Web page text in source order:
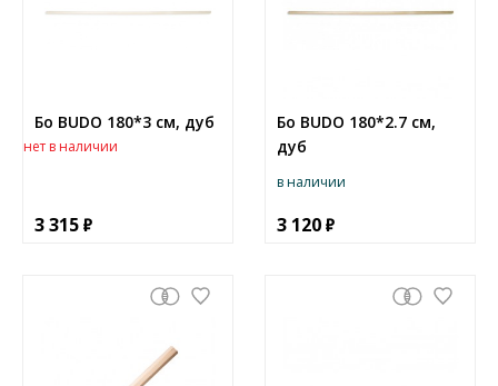
Бо BUDO 180*3 см, дуб
нет в наличии
3 315
Бо BUDO 180*2.7 см,
дуб
в наличии
3 120